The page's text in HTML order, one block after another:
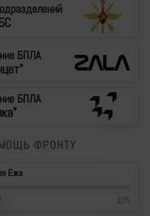
БПЛА
БПЛА
ФРОНТУ
Ежа
10%